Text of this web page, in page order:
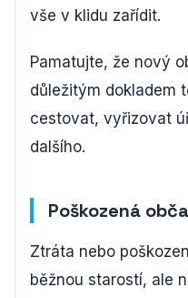
vše v klidu zařídit.
Pamatujte, že nový
důležitým dokladem
cestovat, vyřizovat
dalšího.
Poškozená
Ztráta nebo
běžnou starostí, ale